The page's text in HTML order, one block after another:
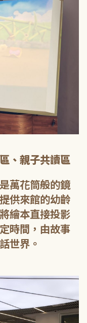
、親子共讀區
萬花筒般的鏡
供來館的幼齡
繪本直接投影
時間，由故事
世界。